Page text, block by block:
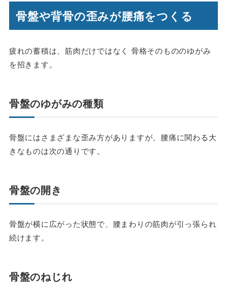
骨盤や背骨の歪みが腰痛をつくる
疲れの蓄積は、筋肉だけではなく 骨格そのもののゆがみ
を招きます。
骨盤のゆがみの種類
骨盤にはさまざまな歪み方がありますが、腰痛に関わる大
きなものは次の通りです。
骨盤の開き
骨盤が横に広がった状態で、腰まわりの筋肉が引っ張られ
続けます。
骨盤のねじれ